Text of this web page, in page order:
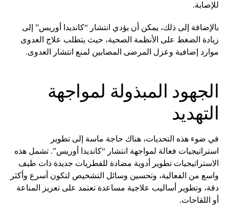
للإصابة.
بالإضافة إلى ذلك، يمكن أن يؤدي انتشار “كانديدا أوريس” إلى
زيادة الضغط على الأنظمة الصحية، حيث يتطلب علاج العدوى
موارد إضافية وعزل المرضى المصابين لمنع انتشار العدوى.
الجهود المبذولة لمواجهة
التهديد
في ضوء هذه التحديات، هناك حاجة ماسة إلى تطوير
استراتيجيات فعالة لمواجهة انتشار “كانديدا أوريس”. تشمل هذه
الاستراتيجيات تطوير أدوية مضادة للفطريات جديدة ذات طيف
واسع من الفعالية، وتحسين وسائل التشخيص لتكون أسرع وأكثر
دقة، وتطوير أساليب علاجية مساعدة تعتمد على تعزيز المناعة
أو اللقاحات.